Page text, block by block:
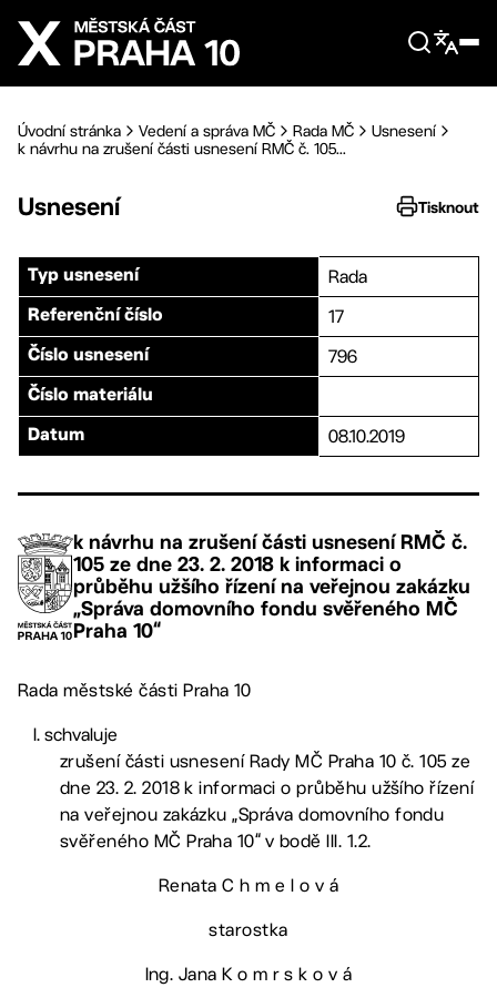
Přejít na hlavní obsah
Úvodní stránka Vedení a správa MČ Rada MČ
Usnesení
k návrhu na zrušení části usnesení RMČ č. 105...
Usnesení Tisknout
Typ usnesení Rada
Referenční číslo 17
Číslo usnesení 796
Číslo materiálu
Datum 08.10.2019
k návrhu na zrušení části usnesení RMČ č.
105 ze dne 23. 2. 2018 k informaci o
průběhu užšího řízení na veřejnou zakázku
„Správa domovního fondu svěřeného MČ
Praha 10“
Rada městské části Praha 10
schvaluje
zrušení části usnesení Rady MČ Praha 10 č. 105 ze
dne 23. 2. 2018 k informaci o průběhu užšího řízení
na veřejnou zakázku „Správa domovního fondu
svěřeného MČ Praha 10“ v bodě III. 1.2.
Renata C h m e l o v á
starostka
Ing. Jana K o m r s k o v á